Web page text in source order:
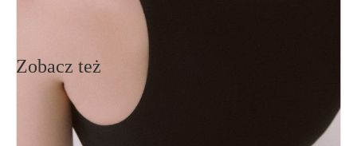
Zobacz też